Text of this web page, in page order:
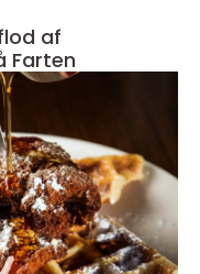
af
Farten